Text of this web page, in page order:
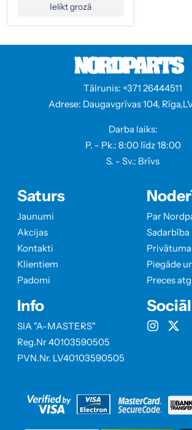
Ielikt grozā
Tālrunis: +371 26444511
Adrese: Daugavgrīvas 104,
Darba laiks:
P. - Pk.: 8:00 līdz 18:00
S. - Sv.: Brīvs
Saturs
Jaunumi
Akcijas
Kontakti
Klientiem
Padomi
Info
SIA "A-MASTERS"
Reg.Nr 40103590505
PVN.Nr. LV40103590505
Par
Sadarbība
Piegāde
Preces